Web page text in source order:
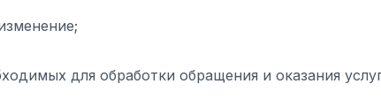
для обработки обращения и оказания